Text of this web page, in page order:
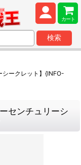
カート
検索
シークレット】{INFO-
センチュリーシ